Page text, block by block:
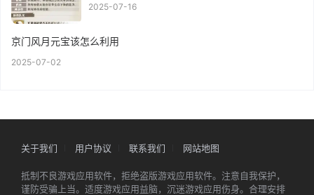
2025-07-16
京门风月元宝该怎么利用
2025-07-02
关于我们 用户协议 联系我们 网站地图
抵制不良游戏应用软件，拒绝盗版游戏应用软件。注意自我保护，
谨防受骗上当。适度游戏应用益脑，沉迷游戏应用伤身。合理安排